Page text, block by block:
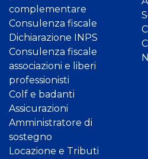
complementare
Consulenza fiscale
Dichiarazione INPS
Consulenza fiscale
associazioni e liberi
professionisti
Colf e badanti
Assicurazioni
Amministratore di
sostegno
Locazione e Tributi